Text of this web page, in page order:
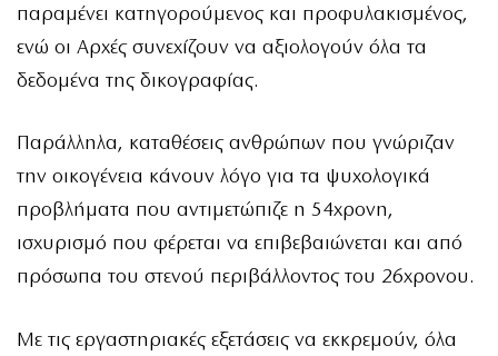
παραμένει κατηγορούμενος και προφυλακισμένος,
ενώ οι Αρχές συνεχίζουν να αξιολογούν όλα τα
δεδομένα της δικογραφίας.
Παράλληλα, καταθέσεις ανθρώπων που γνώριζαν
την οικογένεια κάνουν λόγο για τα ψυχολογικά
προβλήματα που αντιμετώπιζε η 54χρονη,
ισχυρισμό που φέρεται να επιβεβαιώνεται και από
πρόσωπα του στενού περιβάλλοντος του 26χρονου.
Με τις εργαστηριακές εξετάσεις να εκκρεμούν, όλα